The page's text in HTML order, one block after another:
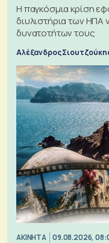
Η παγκόσμια κρίση
διυλιστήρια των ΗΠΑ
δυνατοτήτων τους
Αλέξανδρος
ΑΚΙΝΗΤΑ 09.08.2026,